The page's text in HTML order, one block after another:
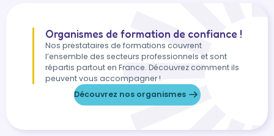
Organismes de formation de confiance !
Nos prestataires de formations couvrent
l’ensemble des secteurs professionnels et sont
répartis partout en France. Découvrez comment ils
peuvent vous accompagner !
Découvrez nos organismes